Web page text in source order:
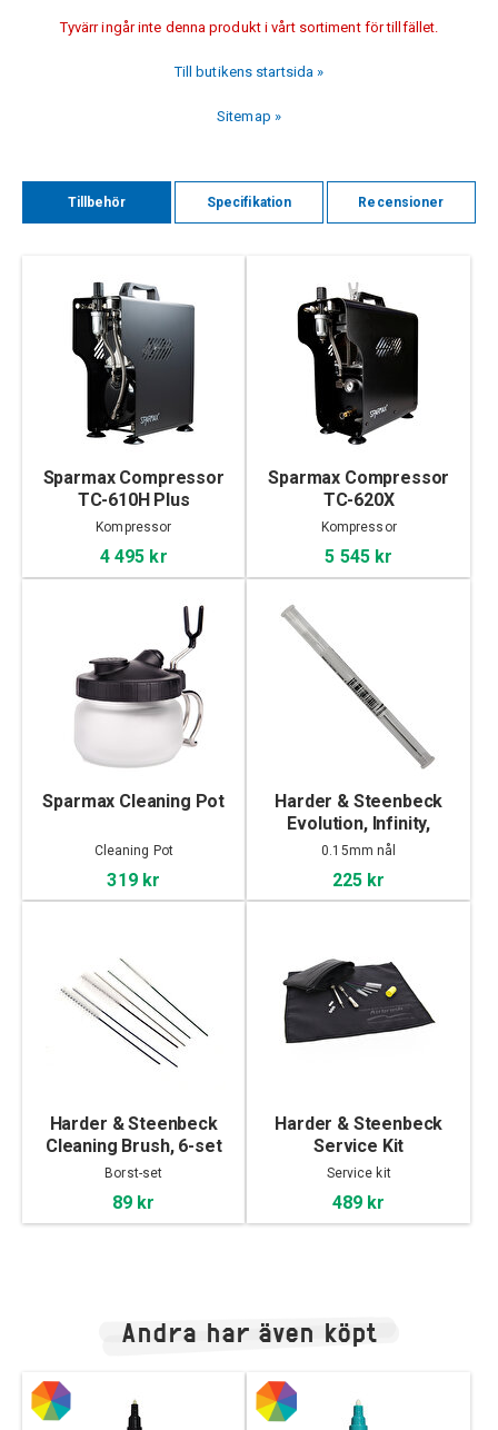
Tyvärr ingår inte denna produkt i vårt sortiment för tillfället.
Till butikens startsida »
Sitemap »
Tillbehör Specifikation Recensioner
Sparmax Compressor
TC-610H Plus
Kompressor
4 495 kr
Sparmax Compressor
TC-620X
Kompressor
5 545 kr
Sparmax Cleaning Pot
Cleaning Pot
319 kr
Harder & Steenbeck
Evolution, Infinity,
Needle 0.15mm
0.15mm nål
225 kr
Harder & Steenbeck
Cleaning Brush, 6-set
Borst-set
89 kr
Harder & Steenbeck
Service Kit
Service kit
489 kr
Andra har även köpt